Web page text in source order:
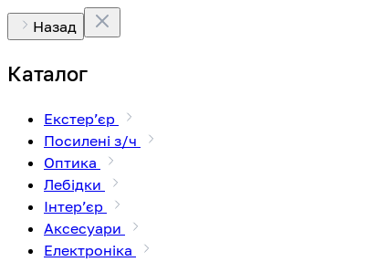
Назад
Каталог
Екстерʼєр
Посилені з/ч
Оптика
Лебідки
Інтерʼєр
Аксесуари
Електроніка